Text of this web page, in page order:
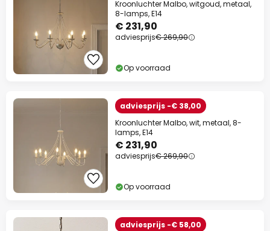
Kroonluchter Malbo, witgoud, metaal,
8-lamps, E14
€ 231,90
adviesprijs€ 269,90
Op voorraad
adviesprijs -€ 38,00
Kroonluchter Malbo, wit, metaal, 8-
lamps, E14
€ 231,90
adviesprijs€ 269,90
Op voorraad
adviesprijs -€ 58,00